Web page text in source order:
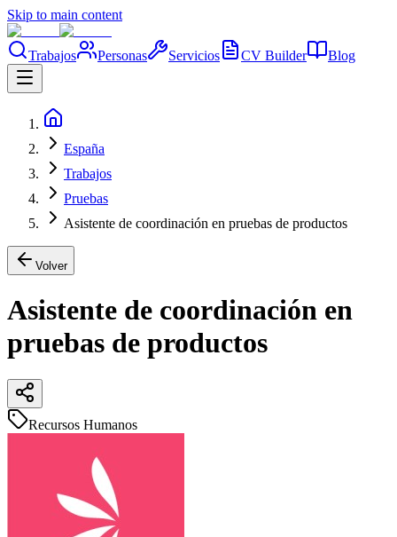
Skip to main content
Trabajos Personas Servicios CV Builder Blog
España
Trabajos
Pruebas
Asistente de coordinación en pruebas de productos
Volver
Asistente de coordinación en
pruebas de productos
Recursos Humanos